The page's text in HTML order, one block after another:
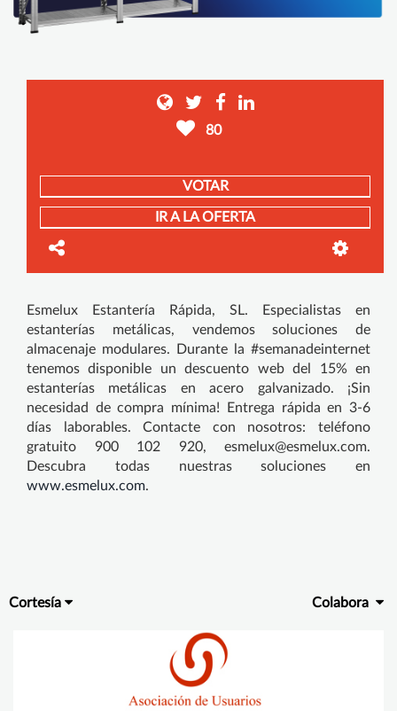
80
VOTAR
IR A LA OFERTA
Esmelux Estantería Rápida, SL. Especialistas en
estanterías metálicas, vendemos soluciones de
almacenaje modulares. Durante la #semanadeinternet
tenemos disponible un descuento web del 15% en
estanterías metálicas en acero galvanizado. ¡Sin
necesidad de compra mínima! Entrega rápida en 3-6
días laborables. Contacte con nosotros: teléfono
gratuito 900 102 920, esmelux@esmelux.com.
Descubra todas nuestras soluciones en
www.esmelux.com.
Cortesía Colabora